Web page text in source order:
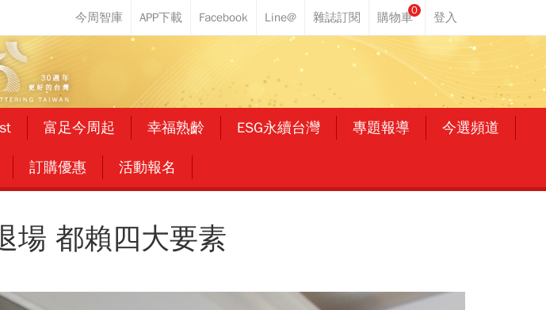
0
富足今周起 幸福熟齡 ESG永續台灣 專題報導 今選頻道
訂購優惠 活動報名
場 都賴四大要素